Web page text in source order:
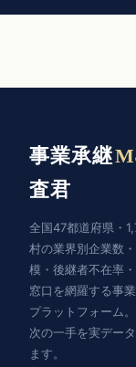
事業承継
査君
全国47都道府県・
村の業界別企業数
模・後継者不在率
窓口を網羅する事
プラットフォーム
次の一手を実デー
ます。